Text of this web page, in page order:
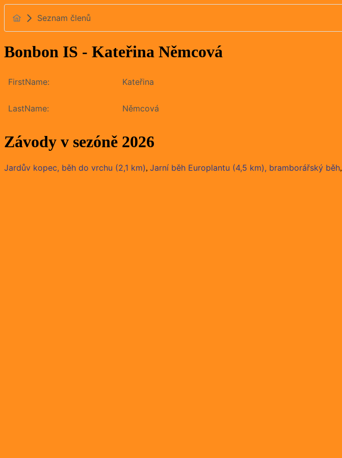
Seznam členů
Bonbon IS - Kateřina Němcová
FirstName: Kateřina
LastName: Němcová
Závody v sezóně 2026
Jardův kopec, běh do vrchu (2,1 km), Jarní běh Europlantu (4,5 km), bramborářský běh,